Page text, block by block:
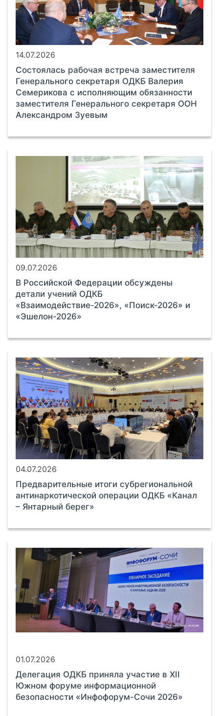
14.07.2026
Состоялась рабочая встреча заместителя
Генерального секретаря ОДКБ Валерия
Семерикова с исполняющим обязанности
заместителя Генерального секретаря ООН
Александром Зуевым
09.07.2026
В Российской Федерации обсуждены
детали учений ОДКБ
«Взаимодействие-2026», «Поиск-2026» и
«Эшелон-2026»
04.07.2026
Предварительные итоги субрегиональной
антинаркотической операции ОДКБ «Канал
– Янтарный берег»
01.07.2026
Делегация ОДКБ приняла участие в XII
Южном форуме информационной
безопасности «Инфофорум-Сочи 2026»